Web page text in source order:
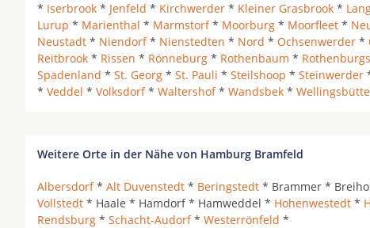
* Iserbrook * Jenfeld * Kirchwerder * Kleiner Grasbrook *
Lurup * Marienthal * Marmstorf* Moorburg * Moorfleet *
Neustadt * Niendorf* Nienstedten * Nord * Ochsenwerder *
Reitbrook * Rissen * Rönneburg * Rothenbaum *
Spadenland * St. Georg * St. Pauli * Steilshoop * Steinwerder
* Veddel * Volksdorf* Waltershof* Wandsbek *
Weitere Orte in der Nähe von Hamburg Bramfeld
Albersdorf* Alt Duvenstedt * Beringstedt * Brammer *
Vollstedt * Haale * Hamdorf * Hamweddel * Hohenwestedt *
Rendsburg * Schacht-Audorf* Westerrönfeld *